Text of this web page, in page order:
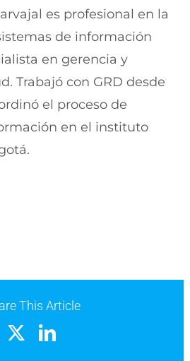
es profesional en la
de información
en gerencia y
Trabajó con GRD desde
el proceso de
en el instituto
This Article
LinkedIn